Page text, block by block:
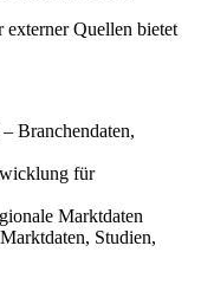
externer Quellen bietet
– Branchendaten,
für
Marktdaten
Studien,